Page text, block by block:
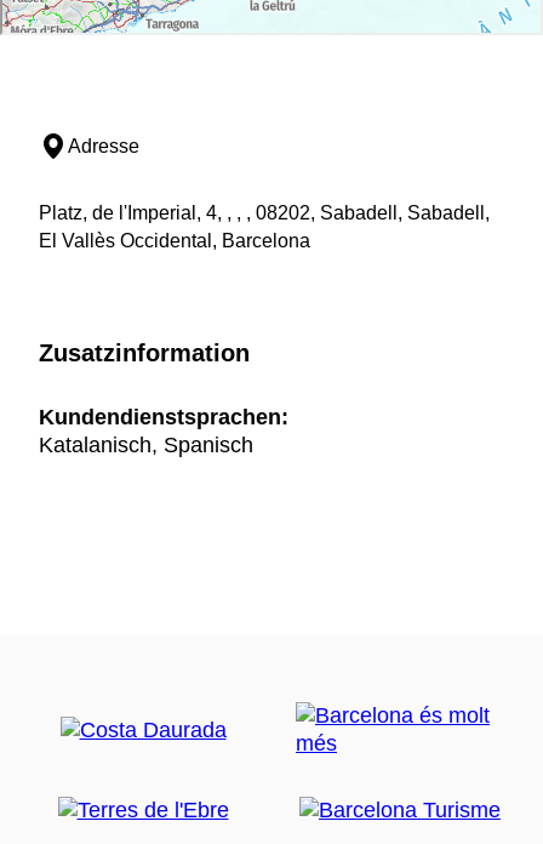
Adresse
Platz, de l'Imperial, 4, , , , 08202, Sabadell, Sabadell,
El Vallès Occidental, Barcelona
Zusatzinformation
Kundendienstsprachen:
Katalanisch, Spanisch